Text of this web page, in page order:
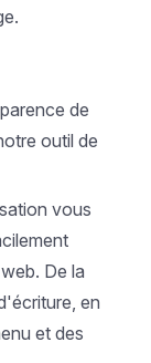
de
outil de
vous
De la
en
et des